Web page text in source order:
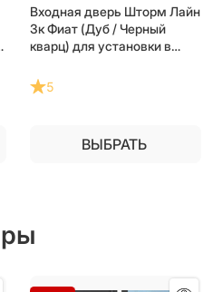
Входная дверь Шторм Лайн
3к Фиат (Дуб / Черный
кварц) для установки в
5
ВЫБРАТЬ